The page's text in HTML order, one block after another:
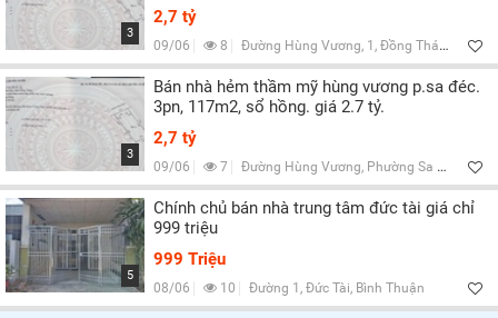
3
2,7 tỷ
09/06 8 Đường Hùng Vương, 1, Đồng Tháp
3
Bán nhà hẻm thầm mỹ hùng vương p.sa đéc.
3pn, 117m2, sổ hồng. giá 2.7 tỷ.
2,7 tỷ
09/06 7 Đường Hùng Vương, Phường Sa Đéc, Đồng Tháp
5
Chính chủ bán nhà trung tâm đức tài giá chỉ
999 triệu
999 Triệu
08/06 10 Đường 1, Đức Tài, Bình Thuận